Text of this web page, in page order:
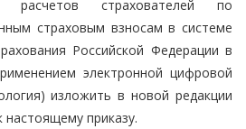
расчетов страхователей по
страховым взносам в системе
Российской Федерации в
электронной цифровой
изложить в новой редакции
приказу.